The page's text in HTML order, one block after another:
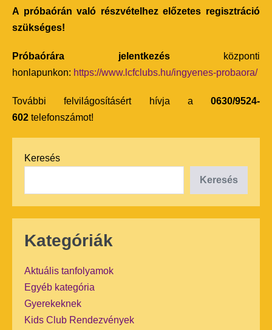
A próbaórán való részvételhez előzetes regisztráció
szükséges!
Próbaórára jelentkezés
központi
honlapunkon: https://www.lcfclubs.hu/ingyenes-probaora/
További felvilágosításért hívja a 0630/9524-
602 telefonszámot!
Keresés
Keresés
Kategóriák
Aktuális tanfolyamok
Egyéb kategória
Gyerekeknek
Kids Club Rendezvények